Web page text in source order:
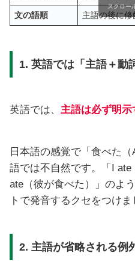
文の語順 主語の後に
スクロー
1. 英語では「主語＋動
英語では、 主語は必ず明示
日本語の感覚で「食べた
語では不自然です。「I
ate（彼が食べた）」のよ
トで発音するクセをつけま
2. 主語が省略される例